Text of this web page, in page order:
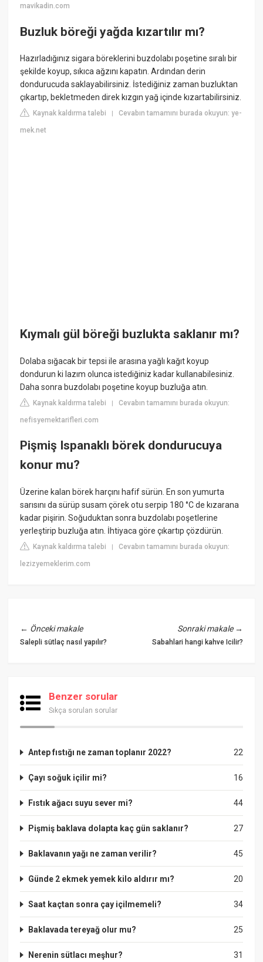
mavikadin.com
Buzluk böreği yağda kızartılır mı?
Hazırladığınız sigara böreklerini buzdolabı poşetine sıralı bir
şekilde koyup, sıkıca ağzını kapatın. Ardından derin
dondurucuda saklayabilirsiniz. İstediğiniz zaman buzluktan
çıkartıp, bekletmeden direk kızgın yağ içinde kızartabilirsiniz.
Kaynak kaldırma talebi |Cevabın tamamını burada okuyun: ye-
mek.net
Kıymalı gül böreği buzlukta saklanır mı?
Dolaba sığacak bir tepsi ile arasına yağlı kağıt koyup
dondurun ki lazım olunca istediğiniz kadar kullanabilesiniz.
Daha sonra buzdolabı poşetine koyup buzluğa atın.
Kaynak kaldırma talebi |Cevabın tamamını burada okuyun:
nefisyemektarifleri.com
Pişmiş Ispanaklı börek dondurucuya
konur mu?
Üzerine kalan börek harçını hafif sürün. En son yumurta
sarısını da sürüp susam çörek otu serpip 180 °C de kızarana
kadar pişirin. Soğuduktan sonra buzdolabı poşetlerine
yerleştirip buzluğa atın. İhtiyaca göre çıkartıp çözdürün.
Kaynak kaldırma talebi |Cevabın tamamını burada okuyun:
lezizyemeklerim.com
← Önceki makale
Salepli sütlaç nasıl yapılır?
Sonraki makale→
Sabahlari hangi kahve Icilir?
Benzer sorular
Sıkça sorulan sorular
22
Antep fıstığı ne zaman toplanır 2022?
16
Çayı soğuk içilir mi?
44
Fıstık ağacı suyu sever mi?
27
Pişmiş baklava dolapta kaç gün saklanır?
45
Baklavanın yağı ne zaman verilir?
20
Günde 2 ekmek yemek kilo aldırır mı?
34
Saat kaçtan sonra çay içilmemeli?
25
Baklavada tereyağ olur mu?
31
Nerenin sütlacı meşhur?